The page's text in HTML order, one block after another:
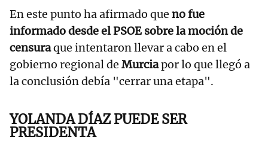
En este punto ha afirmado que no fue
informado desde el PSOE sobre la moción de
censuraque intentaron llevar a cabo en el
gobierno regional de Murciapor lo que llegó a
la conclusión debía "cerrar una etapa".
YOLANDA DÍAZ PUEDE SER
PRESIDENTA